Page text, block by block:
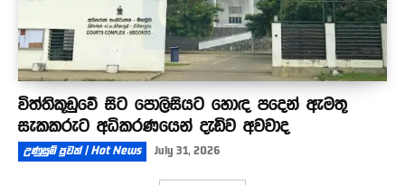
විත්තිකූඩුවේ සිට පොලිසියට හොඳ පදෙන් ඇමතූ
සැකකරුට අධිකරණයෙන් දැඩිව අවවාද
උණුසුම් පුවත් | Hot News July 31, 2026